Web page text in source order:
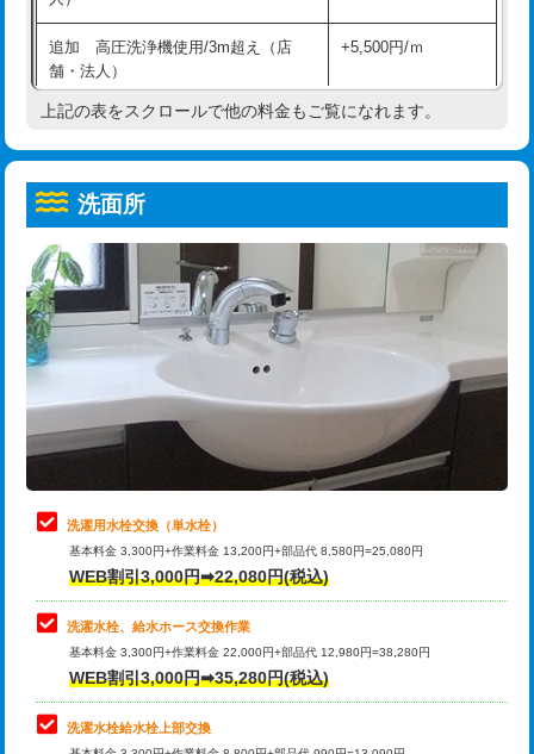
コンクリート斫り（厚さ10㎝超え）
モルタル補修（厚さ10㎝まで） 27,500円
モルタル補修（厚さ10㎝超え） 38,500円
洗面台設置 38,500円
追加人工
廃棄・処分 現場見積
※給水管工事は20mmまでの価格です。
給水管工事※（ホール加工)
給水管工事※（バンド止め) 3,300円
給水管工事※（支持金具設置) 5,500円
給水管工事※（保温材使用（バンド止
め込み）)
5,500円
給水管工事※（土の掘削・埋め戻し作
業)
11,000円
給水管工事※（塩ビ管（VP・HI）使
用/3ｍまで)
33,000円
給水管工事※（塩ビ管（VP・HI）使
用（追加）/3ｍ超え)
給水管工事※（ライニング鋼管・銅
管・ポリ管・HT管使用/3ｍまで)
44,000円
給水管工事※（ライニング鋼管・銅
管・ポリ管・HT管使用/3ｍ超え)
排水管工事（土の掘削・埋め戻し作
業）
排水管工事（排水管工事/3ｍまで） 55,000円
排水管工事（追加 排水管工事/3ｍ超
え）
追加 高圧洗浄機使用/3m超え（店
舗・法人）
+5,500円/ｍ
高度高圧洗浄換 現地調査
トーラー機使用/3mまで
追加トーラー機使用/3m超え +3,300円
カメラ調査 33,000円
桝清掃
止水・漏水調査・防水処理・清掃・修
理・調整・分解・加工など（軽作業）
11,000円
止水・漏水調査・防水処理・清掃・修
理・調整・分解・加工など（中作業）
22,000円
止水・漏水調査・防水処理・清掃・修
理・調整・分解・加工など（重作業）
33,000円
キッチンタンク脱着
その他部品の脱着
交換・取付（タンク）
上記の表をスクロールで他の料金もご覧になれます。
洗面所
洗濯用水栓交換（単水栓）
基本料金 3,300円+作業料金 13,200円+部品代 8,580円=25,080円
WEB割引3,000円➡22,080円(税込)
洗濯水栓、給水ホース交換作業
基本料金 3,300円+作業料金 22,000円+部品代 12,980円=38,280円
WEB割引3,000円➡35,280円(税込)
洗濯水栓給水栓上部交換